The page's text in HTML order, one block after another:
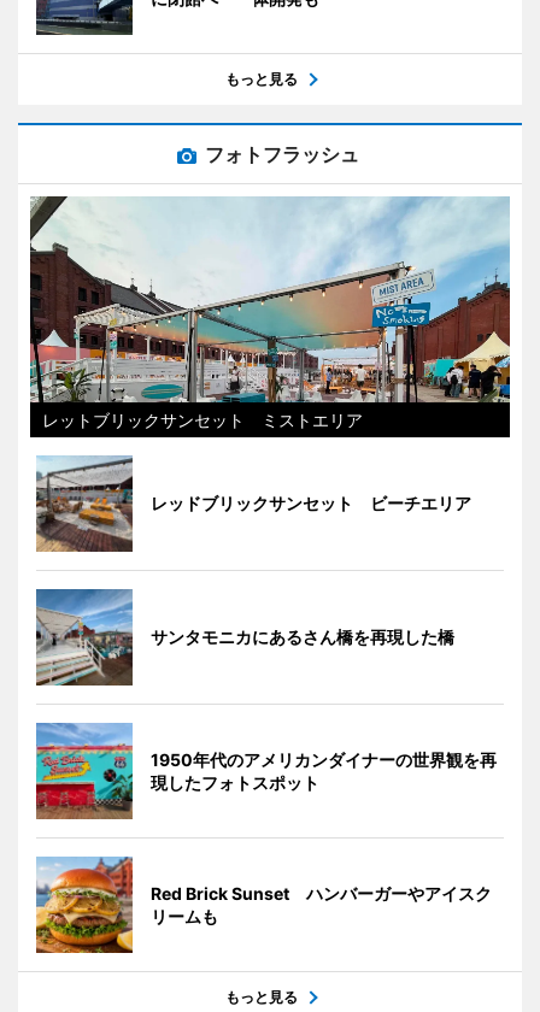
もっと見る
フォトフラッシュ
レットブリックサンセット ミストエリア
レッドブリックサンセット ビーチエリア
サンタモニカにあるさん橋を再現した橋
1950年代のアメリカンダイナーの世界観を再
現したフォトスポット
Red Brick Sunset ハンバーガーやアイスク
リームも
もっと見る